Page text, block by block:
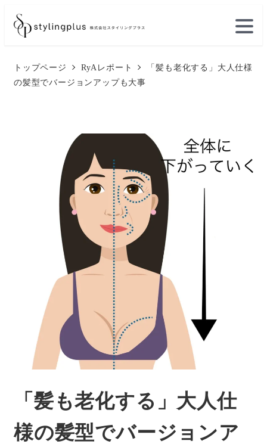
ン
トップページ RyAレポート
「髪も老化する」大人仕様
の髪型でバージョンアップも大事
「髪も老化する」大人仕
様の髪型でバージョンア